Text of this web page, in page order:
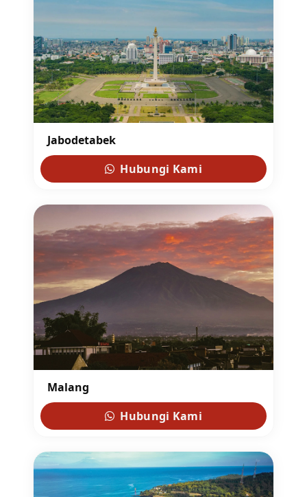
Jabodetabek
Hubungi Kami
Malang
Hubungi Kami